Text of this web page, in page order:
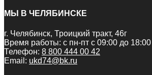
МЫ В ЧЕЛЯБИНСКЕ
г. Челябинск, Троицкий тракт, 46г
Время работы: с пн-пт с 09:00 до 18:00
Телефон: 8 800 444 00 42
Email: ukd74@bk.ru